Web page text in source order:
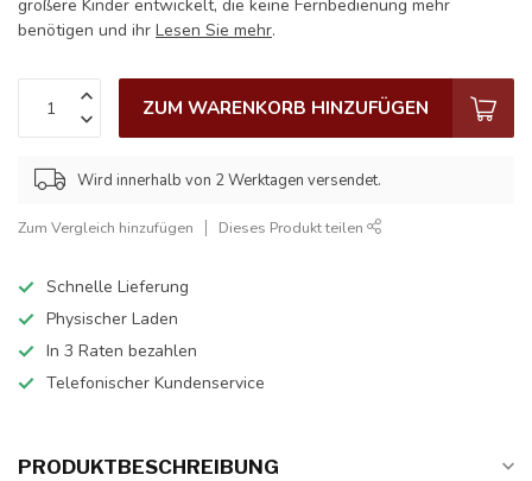
größere Kinder entwickelt, die keine Fernbedienung mehr
benötigen und ihr Lesen Sie mehr.
ZUM WARENKORB HINZUFÜGEN
Wird innerhalb von 2 Werktagen versendet.
Zum Vergleich hinzufügen Dieses Produkt teilen
Schnelle Lieferung
Physischer Laden
In 3 Raten bezahlen
Telefonischer Kundenservice
PRODUKTBESCHREIBUNG